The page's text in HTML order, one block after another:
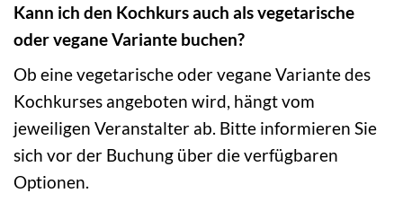
Kann ich den Kochkurs auch als vegetarische
oder vegane Variante buchen?
Ob eine vegetarische oder vegane Variante des
Kochkurses angeboten wird, hängt vom
jeweiligen Veranstalter ab. Bitte informieren Sie
sich vor der Buchung über die verfügbaren
Optionen.